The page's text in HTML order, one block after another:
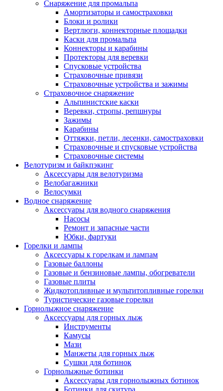
Снаряжение для промальпа
Амортизаторы и самостраховки
Блоки и ролики
Вертлюги, коннекторные площадки
Каски для промальпа
Коннекторы и карабины
Протекторы для веревки
Спусковые устройства
Страховочные привязи
Страховочные устройства и зажимы
Страховочное снаряжение
Альпинистские каски
Веревки, стропы, репшнуры
Зажимы
Карабины
Оттяжки, петли, лесенки, самостраховки
Страховочные и спусковые устройства
Страховочные системы
Велотуризм и байкпэкинг
Аксессуары для велотуризма
Велобагажники
Велосумки
Водное снаряжение
Аксессуары для водного снаряжения
Насосы
Ремонт и запасные части
Юбки, фартуки
Горелки и лампы
Аксессуары к горелкам и лампам
Газовые баллоны
Газовые и бензиновые лампы, обогреватели
Газовые плиты
Жидкотопливные и мультитопливные горелки
Туристические газовые горелки
Горнолыжное снаряжение
Аксессуары для горных лыж
Инструменты
Камусы
Мази
Манжеты для горных лыж
Сушки для ботинок
Горнолыжные ботинки
Аксессуары для горнолыжных ботинок
Ботинки для скитура